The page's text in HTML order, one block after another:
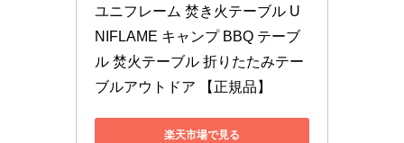
ユニフレーム 焚き火テーブル U
NIFLAME キャンプ BBQ テーブ
ル 焚火テーブル 折りたたみテー
ブルアウトドア 【正規品】
楽天市場で見る